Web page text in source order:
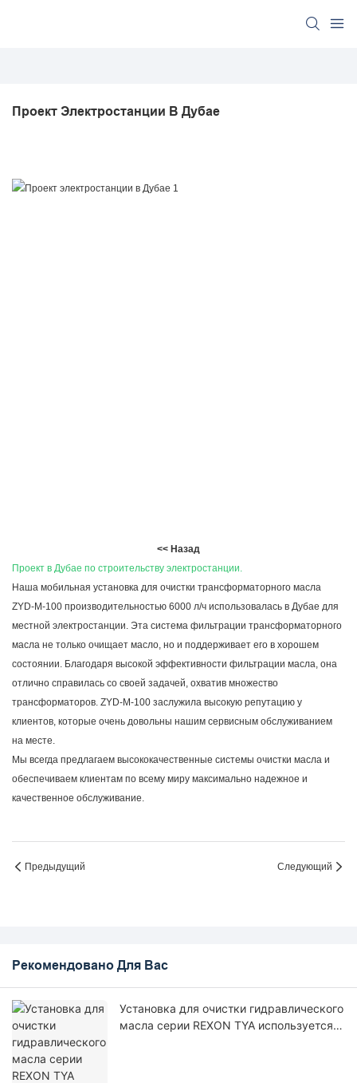
Проект Электростанции В Дубае
<< Назад
Проект в Дубае по строительству электростанции.
Наша мобильная установка для очистки трансформаторного масла
ZYD-M-100 производительностью 6000 л/ч использовалась в Дубае для
местной электростанции. Эта система фильтрации трансформаторного
масла не только очищает масло, но и поддерживает его в хорошем
состоянии. Благодаря высокой эффективности фильтрации масла, она
отлично справилась со своей задачей, охватив множество
трансформаторов. ZYD-M-100 заслужила высокую репутацию у
клиентов, которые очень довольны нашим сервисным обслуживанием
на месте.
Мы всегда предлагаем высококачественные системы очистки масла и
обеспечиваем клиентам по всему миру максимально надежное и
качественное обслуживание.
Предыдущий Следующий
Рекомендовано Для Вас
Установка для очистки гидравлического
масла серии REXON TYA используется